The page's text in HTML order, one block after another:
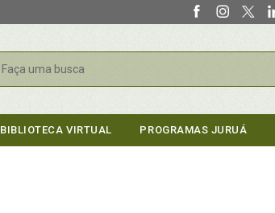
Buscar
BIBLIOTECA VIRTUAL PROGRAMAS JURUÁ